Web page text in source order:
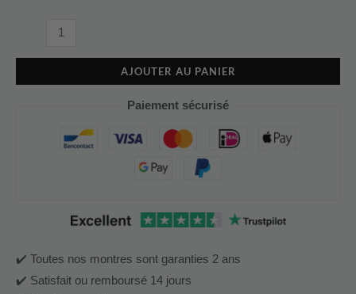
AJOUTER AU PANIER
Paiement sécurisé
✔️ Toutes nos montres sont garanties 2 ans
✔️ Satisfait ou remboursé 14 jours